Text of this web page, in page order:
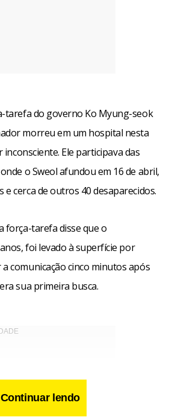
tarefa do governo Ko Myung-seok
morreu em um hospital nesta
Ele participava das
o Sweol afundou em 16 de abril,
e cerca de outros 40 desaparecidos.
força-tarefa disse que o
foi levado à superfície por
comunicação cinco minutos após
sua primeira busca.
Continuar lendo